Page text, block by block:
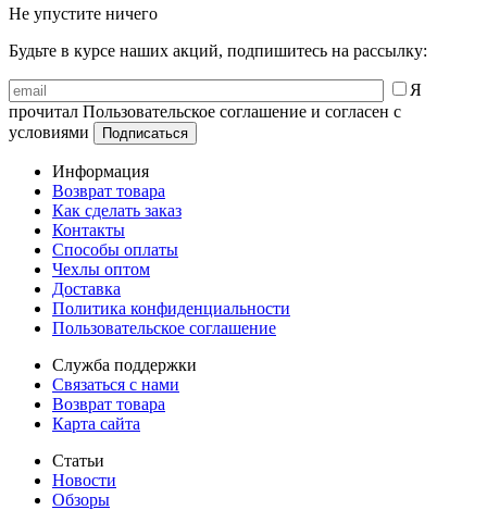
Не упустите ничего
Будьте в курсе наших акций, подпишитесь на рассылку:
Я
прочитал Пользовательское соглашение и согласен с
условиями
Информация
Возврат товара
Как сделать заказ
Контакты
Способы оплаты
Чехлы оптом
Доставка
Политика конфиденциальности
Пользовательское соглашение
Служба поддержки
Связаться с нами
Возврат товара
Карта сайта
Статьи
Новости
Обзоры